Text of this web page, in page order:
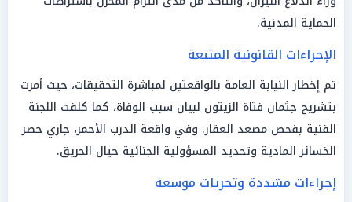
الحماية المدنية.
الإجراءات القانونية المتبعة
تم إخطار النيابة العامة بالواقعتين لمباشرة التحقيقات، حيث أمرت
بتشريح جثمان فتاة الزيتون لبيان سبب الوفاة، كما كلفت اللجنة
الفنية بفحص مصعد العقار. وفي واقعة الدرب الأحمر، جاري حصر
الخسائر المادية وتحديد المسؤولية الجنائية حيال الحريق.
إجراءات مشددة وتحريات موسعة